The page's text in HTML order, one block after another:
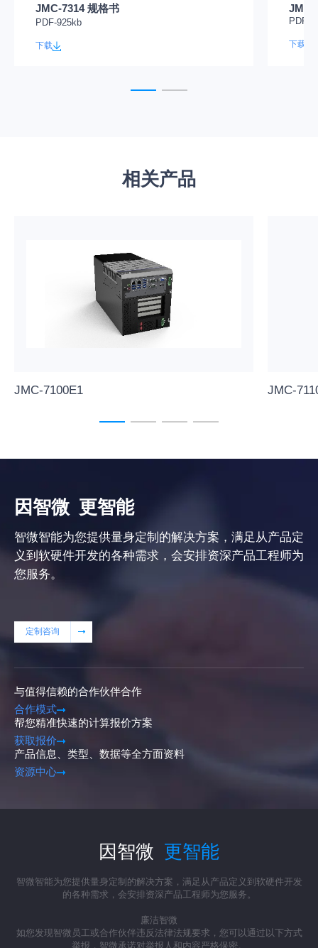
JMC-7314 规格书
PDF-925kb
下载
JMC-
PDF-
下载
相关产品
JMC-7100E1 JMC-
因智微 更智能
智微智能为您提供量身定制的解决方案，满足从产品定
义到软硬件开发的各种需求，会安排资深产品工程师为
您服务。
定制咨询
与值得信赖的合作伙伴合作
合作模式
帮您精准快速的计算报价方案
获取报价
产品信息、类型、数据等全方面资料
资源中心
因智微 更智能
智微智能为您提供量身定制的解决方案，满足从产品定义到软硬件开发
的各种需求，会安排资深产品工程师为您服务。
廉洁智微
如您发现智微员工或合作伙伴违反法律法规要求，您可以通过以下方式
举报，智微承诺对举报人和内容严格保密。